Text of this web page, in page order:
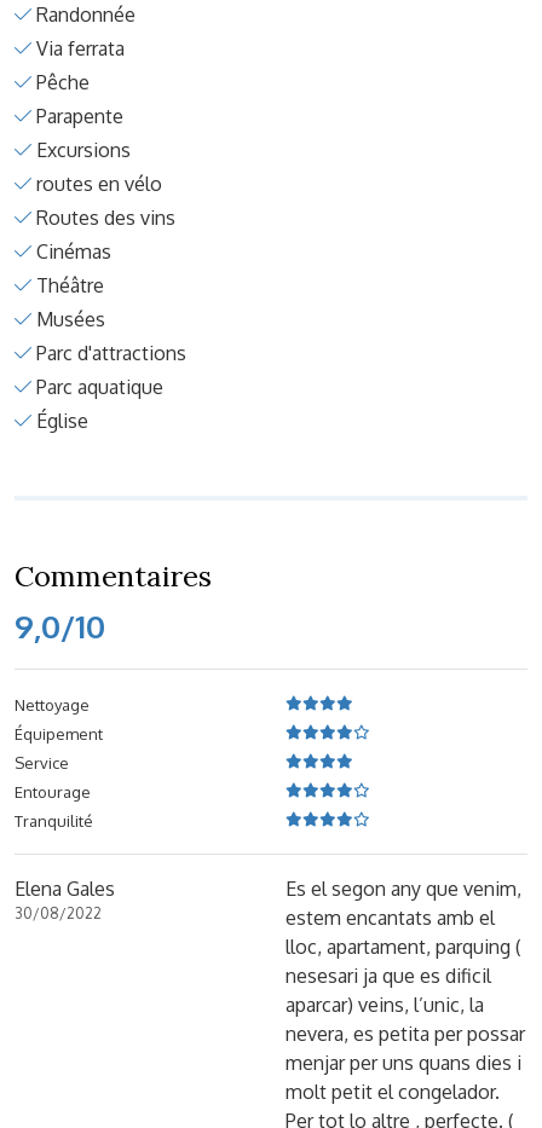
Randonnée
Via ferrata
Pêche
Parapente
Excursions
routes en vélo
Routes des vins
Cinémas
Théâtre
Musées
Parc d'attractions
Parc aquatique
Église
Commentaires
9,0/10
Nettoyage
Équipement
Service
Entourage
Tranquilité
Elena Gales
30/08/2022
Es el segon any que venim,
estem encantats amb el
lloc, apartament, parquing (
nesesari ja que es dificil
aparcar) veins, l’unic, la
nevera, es petita per possar
menjar per uns quans dies i
molt petit el congelador.
Per tot lo altre , perfecte. (